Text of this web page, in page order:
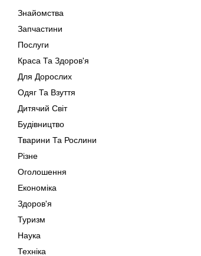
Знайомства
Запчастини
Послуги
Краса Та Здоров'я
Для Дорослих
Одяг Та Взуття
Дитячий Світ
Будівництво
Тварини Та Рослини
Різне
Оголошення
Економіка
Здоров'я
Туризм
Наука
Техніка